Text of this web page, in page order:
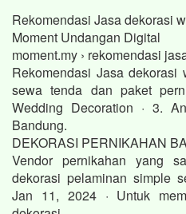
Rekomendasi Jasa dekorasi
Moment Undangan Digital
moment.my › rekomendasi
Rekomendasi Jasa
sewa tenda dan paket
Wedding Decoration · 3.
Bandung.
DEKORASI PERNIKAHAN
Vendor pernikahan yang
dekorasi pelaminan simple
Jan 11, 2024 · Untuk